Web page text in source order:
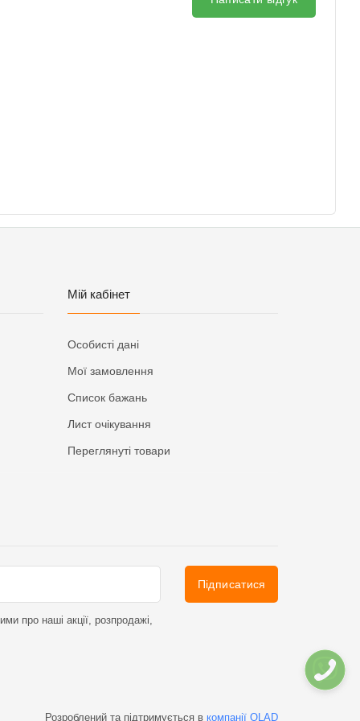
Мій кабінет
Особисті дані
Мої замовлення
Список бажань
Лист очікування
Переглянуті товари
про наші акції, розпродажі,
Підписатися
Розроблений та підтримується в компанії OLAD